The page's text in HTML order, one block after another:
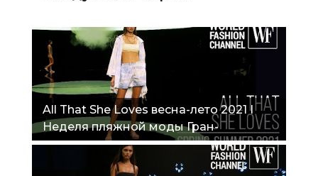
All That She Loves весна-лето 2021 I
Неделя пляжной моды Гран-
Канарий"